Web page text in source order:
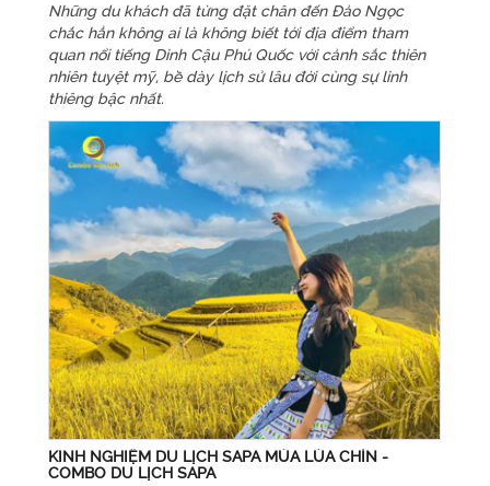
Những du khách đã từng đặt chân đến Đảo Ngọc
chắc hẳn không ai là không biết tới địa điểm tham
quan nổi tiếng Dinh Cậu Phú Quốc với cảnh sắc thiên
nhiên tuyệt mỹ, bề dày lịch sử lâu đời cùng sự linh
thiêng bậc nhất.
KINH NGHIỆM DU LỊCH SAPA MÙA LÚA CHÍN -
COMBO DU LỊCH SAPA